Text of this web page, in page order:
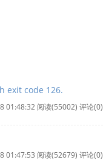
exit code 126.
01:48:32 阅读(55002) 评论(0)
01:47:53 阅读(52679) 评论(0)